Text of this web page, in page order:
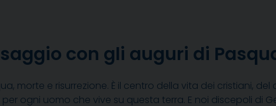
con gli auguri di
morte e risurrezione. È il centro della vita dei cristiani,
ogni uomo che vive su questa terra. E noi discepoli di